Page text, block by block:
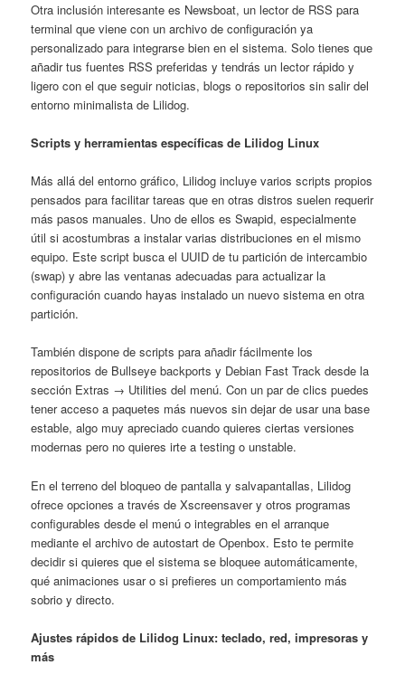
Otra inclusión interesante es Newsboat, un lector de RSS para
terminal que viene con un archivo de configuración ya
personalizado para integrarse bien en el sistema. Solo tienes que
añadir tus fuentes RSS preferidas y tendrás un lector rápido y
ligero con el que seguir noticias, blogs o repositorios sin salir del
entorno minimalista de Lilidog.
Scripts y herramientas específicas de Lilidog Linux
Más allá del entorno gráfico, Lilidog incluye varios scripts propios
pensados para facilitar tareas que en otras distros suelen requerir
más pasos manuales. Uno de ellos es Swapid, especialmente
útil si acostumbras a instalar varias distribuciones en el mismo
equipo. Este script busca el UUID de tu partición de intercambio
(swap) y abre las ventanas adecuadas para actualizar la
configuración cuando hayas instalado un nuevo sistema en otra
partición.
También dispone de scripts para añadir fácilmente los
repositorios de Bullseye backports y Debian Fast Track desde la
sección Extras → Utilities del menú. Con un par de clics puedes
tener acceso a paquetes más nuevos sin dejar de usar una base
estable, algo muy apreciado cuando quieres ciertas versiones
modernas pero no quieres irte a testing o unstable.
En el terreno del bloqueo de pantalla y salvapantallas, Lilidog
ofrece opciones a través de Xscreensaver y otros programas
configurables desde el menú o integrables en el arranque
mediante el archivo de autostart de Openbox. Esto te permite
decidir si quieres que el sistema se bloquee automáticamente,
qué animaciones usar o si prefieres un comportamiento más
sobrio y directo.
Ajustes rápidos de Lilidog Linux: teclado, red, impresoras y
más